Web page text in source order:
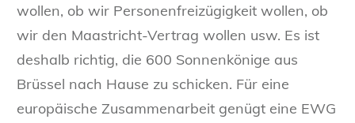
wollen, ob wir Personenfreizügigkeit wollen, ob
wir den Maastricht-Vertrag wollen usw. Es ist
deshalb richtig, die 600 Sonnenkönige aus
Brüssel nach Hause zu schicken. Für eine
europäische Zusammenarbeit genügt eine EWG